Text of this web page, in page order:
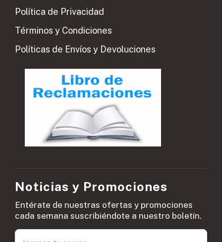
Política de Privacidad
Términos y Condiciones
Políticas de Envíos y Devoluciones
Noticias y Promociones
Entérate de nuestras ofertas y promociones
cada semana suscribiéndote a nuestro boletín.